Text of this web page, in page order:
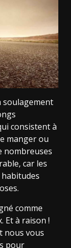
soulagement
consistent à
manger ou
nombreuses
car les
habitudes
comme
Et à raison !
nous vous
pour